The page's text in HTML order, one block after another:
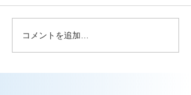
コメントを追加…